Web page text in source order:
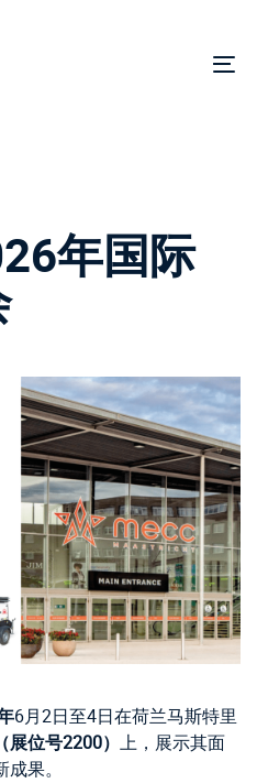
切
年国际
6月2日至4日在荷兰马斯特里
位号2200） 上，展示其面
果。